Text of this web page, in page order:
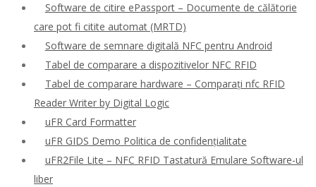
Software de citire ePassport – Documente de călătorie
care pot fi citite automat (MRTD)
Software de semnare digitală NFC pentru Android
Tabel de comparare a dispozitivelor NFC RFID
Tabel de comparare hardware – Comparați nfc RFID
Reader Writer by Digital Logic
uFR Card Formatter
uFR GIDS Demo Politica de confidențialitate
uFR2File Lite – NFC RFID Tastatură Emulare Software-ul
liber